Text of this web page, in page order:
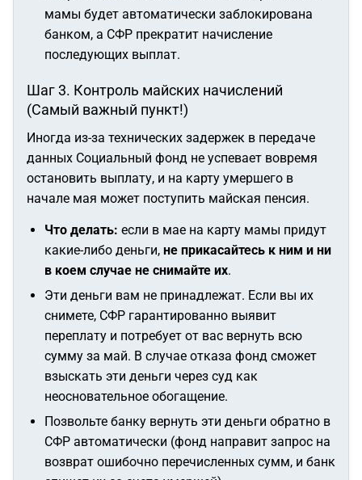
мамы будет автоматически заблокирована
банком, а СФР прекратит начисление
последующих выплат.
Шаг 3. Контроль майских начислений
(Самый важный пункт!)
Иногда из-за технических задержек в передаче
данных Социальный фонд не успевает вовремя
остановить выплату, и на карту умершего в
начале мая может поступить майская пенсия.
Что делать: если в мае на карту мамы придут
какие-либо деньги, не прикасайтесь к ним и ни
в коем случае не снимайте их.
Эти деньги вам не принадлежат. Если вы их
снимете, СФР гарантированно выявит
переплату и потребует от вас вернуть всю
сумму за май. В случае отказа фонд сможет
взыскать эти деньги через суд как
неосновательное обогащение.
Позвольте банку вернуть эти деньги обратно в
СФР автоматически (фонд направит запрос на
возврат ошибочно перечисленных сумм, и банк